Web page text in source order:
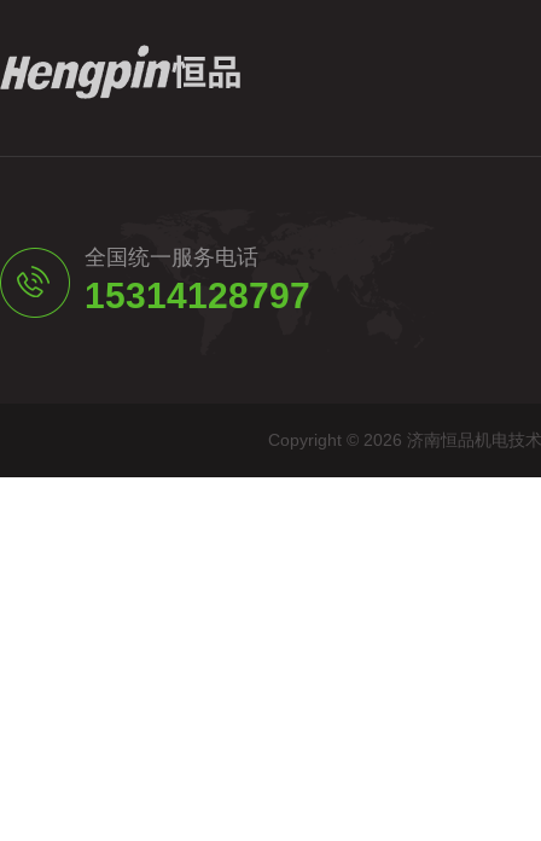
全国统一服务电话
15314128797
Copyright © 2026 济南恒品机电技